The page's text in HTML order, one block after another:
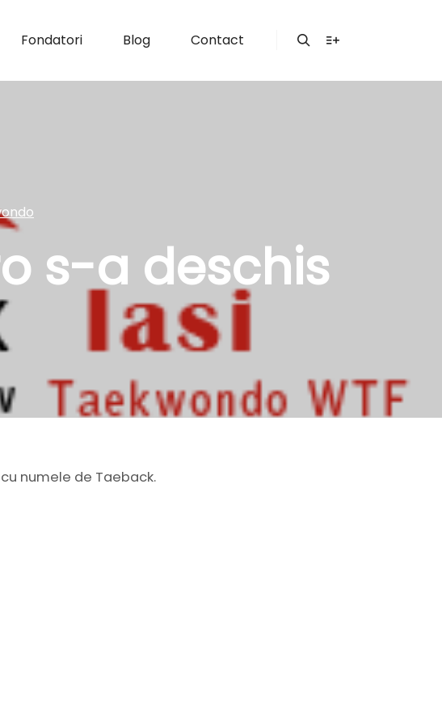
Fondatori Blog Contact
s-a deschis
numele de Taeback.